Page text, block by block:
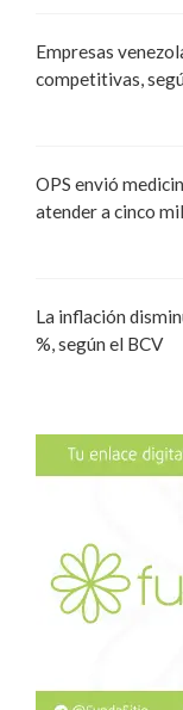
Empresas
competitivas,
OPS envió
atender a cinco
La inflación
%, según el BCV